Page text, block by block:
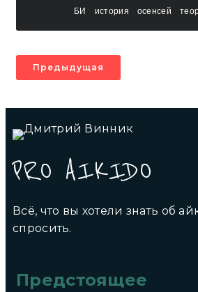
БИ история осенсей
Предыдущая
PRO AIKIDO
Всё, что вы хотели знать об
спросить.
Предстоящее